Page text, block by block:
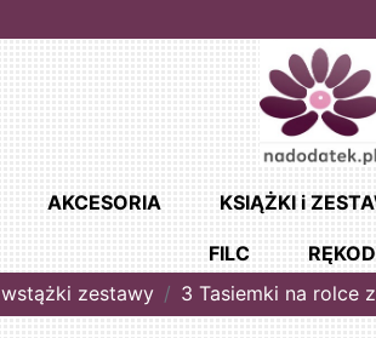
AKCESORIA KSIĄŻKI i
FILC
wstążki zestawy 3 Tasiemki na rolce